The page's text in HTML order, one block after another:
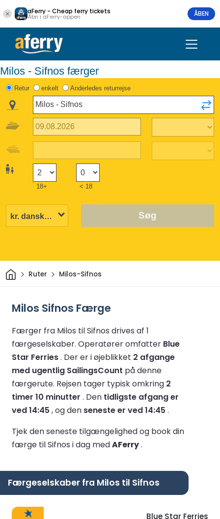
aFerry - Cheap ferry tickets
Åbn i aFerry-appen ÅBEN
Milos - Sifnos færger
Retur enkelt Anderledes returrejse
18+ < 18
Søg
HjemRuter Milos-Sifnos
Milos Sifnos Færge
Færger fra Milos til Sifnos drives af 1
færgeselskaber. Operatører omfatter Blue
Star Ferries. Der er i øjeblikket 2 afgange
med ugentlig SailingsCount på denne
færgerute. Rejsen tager typisk omkring 2
timer 10 minutter . Den tidligste afgang er
ved 14:45 , og den seneste er ved 14:45 .
Tjek den seneste tilgængelighed og book din
færge til Sifnos i dag medAFerry.
Færgeselskaber fra Milos til Sifnos
Blue Star Ferries